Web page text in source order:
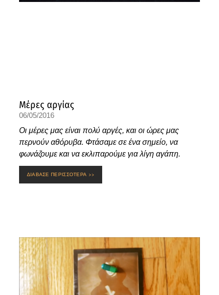
Μέρες αργίας
06/05/2016
Οι μέρες μας είναι πολύ αργές, και οι ώρες μας
περνούν αθόρυβα. Φτάσαμε σε ένα σημείο, να
φωνάζουμε και να εκλιπαρούμε για λίγη αγάπη.
ΔΙΑΒΑΣΕ ΠΕΡΙΣΣΟΤΕΡΑ >>